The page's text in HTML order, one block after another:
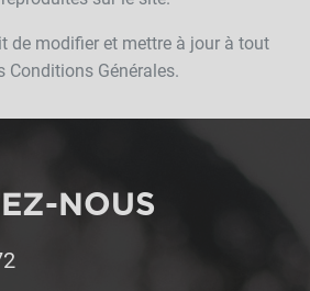
de modifier et mettre à jour à tout
Conditions Générales.
NOUS